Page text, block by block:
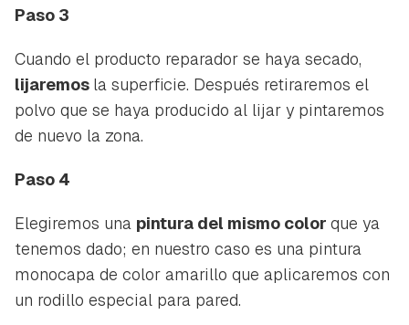
INICIAR SESIÓN
Paso 3
Cuando el producto reparador se haya secado,
lijaremos la superficie. Después retiraremos el
polvo que se haya producido al lijar y pintaremos
de nuevo la zona.
Paso 4
Elegiremos una pintura del mismo color que ya
tenemos dado; en nuestro caso es una pintura
monocapa de color amarillo que aplicaremos con
un rodillo especial para pared.